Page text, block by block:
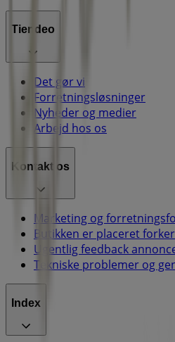
Tiendeo
Det gør vi
Forretningsløsninger
Nyheder og medier
Arbejd hos os
Kontakt os
Marketing og
Butikken er placeret
Ugentlig feedback
Tekniske problemer og
Index